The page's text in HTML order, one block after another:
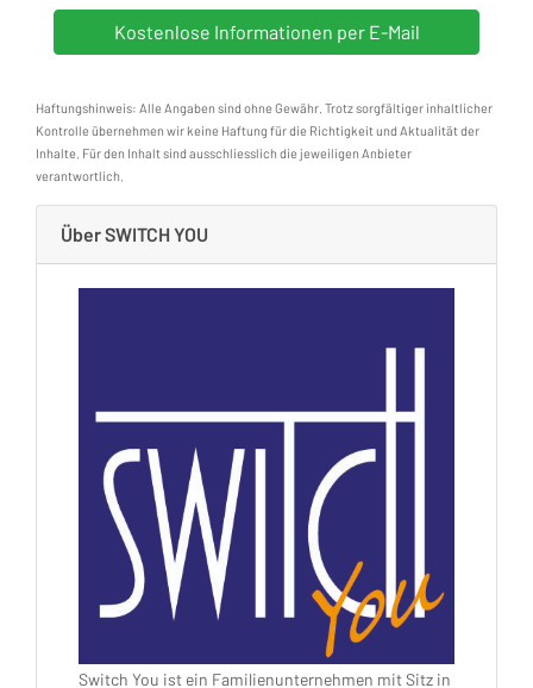
Haftungshinweis: Alle Angaben sind ohne Gewähr. Trotz sorgfältiger inhaltlicher
Kontrolle übernehmen wir keine Haftung für die Richtigkeit und Aktualität der
Inhalte. Für den Inhalt sind ausschliesslich die jeweiligen Anbieter
verantwortlich.
Über SWITCH YOU
Switch You ist ein Familienunternehmen mit Sitz in